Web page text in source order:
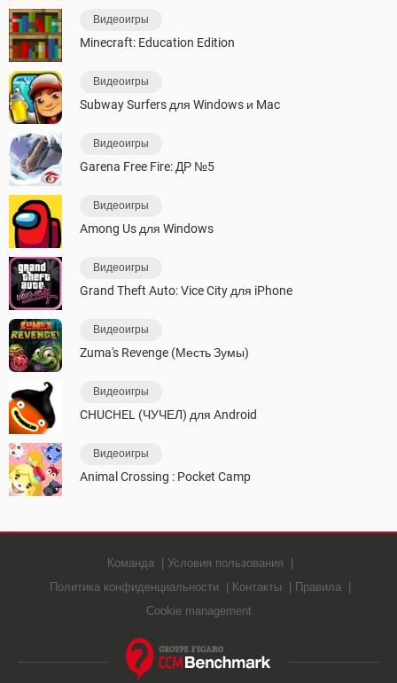
Видеоигры
Minecraft: Education Edition
Видеоигры
Subway Surfers для Windows и Mac
Видеоигры
Garena Free Fire: ДР №5
Видеоигры
Among Us для Windows
Видеоигры
Grand Theft Auto: Vice City для iPhone
Видеоигры
Zuma's Revenge (Месть Зумы)
Видеоигры
CHUCHEL (ЧУЧЕЛ) для Android
Видеоигры
Animal Crossing : Pocket Camp
Команда
Условия пользования
Политика конфиденциальности
Контакты
Правила
Cookie management